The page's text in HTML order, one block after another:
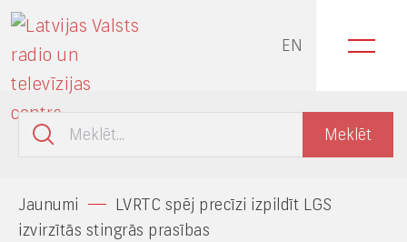
EN
Jaunumi
LVRTC spēj precīzi izpildīt LGS
izvirzītās stingrās prasības